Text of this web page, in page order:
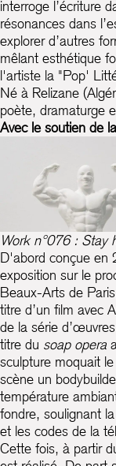
interroge l’écriture
résonances dans
explorer d’autres
mêlant esthétique
l'artiste la "Pop'
Né à Relizane
poète, dramaturge
Avec le soutien de
Work n°076 : Stay
D'abord conçue en
exposition sur le
Beaux-Arts de
titre d’un film avec
de la série d’œuvres
titre du soap opera
sculpture moquait
scène un
température
fondre, soulignant
et les codes de la
Cette fois, à partir